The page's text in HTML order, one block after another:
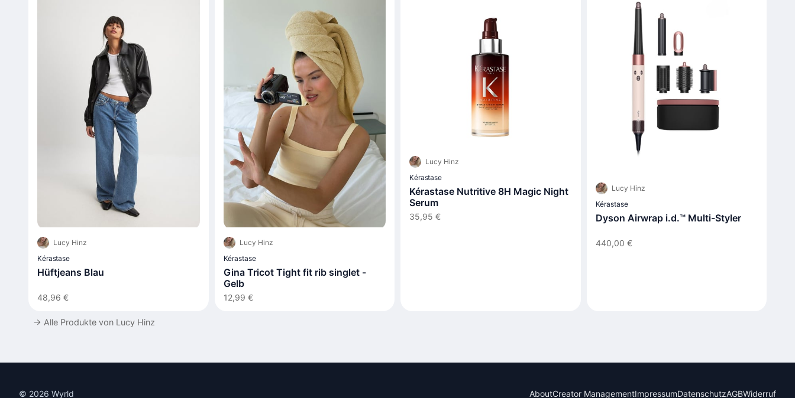
Lucy Hinz
Kérastase
Hüftjeans Blau
48,96 €
Lucy Hinz
Kérastase
Gina Tricot Tight fit rib singlet -
Gelb
12,99 €
Lucy Hinz
Kérastase
Kérastase Nutritive 8H Magic Night
Serum
35,95 €
Lucy Hinz
Kérastase
Dyson Airwrap i.d.™ Multi-Styler
440,00 €
→ Alle Produkte von Lucy Hinz
© 2026 Wyrld AboutCreator ManagementImpressumDatenschutzAGBWiderruf